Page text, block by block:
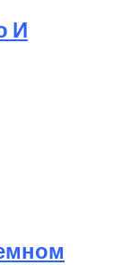
И